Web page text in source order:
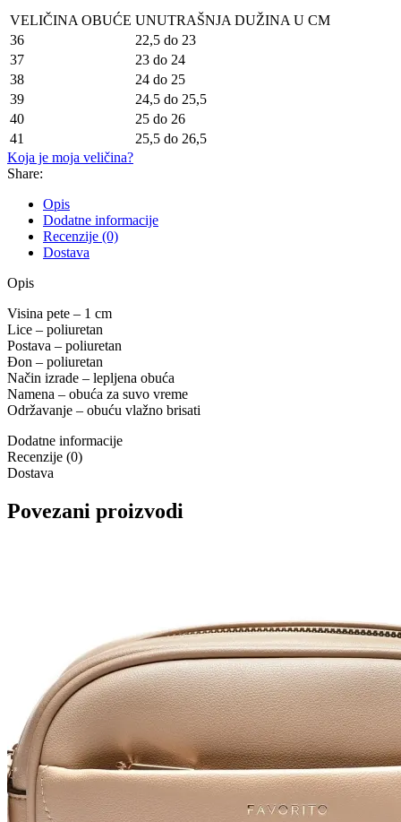
VELIČINA OBUĆE UNUTRAŠNJA DUŽINA U CM
36
22,5 do 23
37
23 do 24
38
24 do 25
39
24,5 do 25,5
40
25 do 26
41
25,5 do 26,5
Koja je moja veličina?
Share:
Opis
Dodatne informacije
Recenzije (0)
Dostava
Opis
Visina pete – 1 cm
Lice – poliuretan
Postava – poliuretan
Đon – poliuretan
Način izrade – lepljena obuća
Namena – obuća za suvo vreme
Održavanje – obuću vlažno brisati
Dodatne informacije
Recenzije (0)
Dostava
Povezani proizvodi